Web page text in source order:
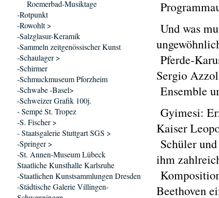
Und was
Pferde-
Sergio
Ensemble
Gyimesi:
Kaiser
Schüler
ihm
Beethoven
Roemerbad-Musiktage
-Rotpunkt
-Rowohlt >
-Salzglasur-Keramik
-Sammeln zeitgenössischer Kunst
-Schaulager >
-Schirmer
-Schmuckmuseum Pforzheim
-Schwabe -Basel>
-Schweizer Grafik 100j.
- Sempé St. Tropez
-S. Fischer >
- Staatsgalerie Stuttgart SGS >
-Springer >
-St. Annen-Museum Lübeck
Staatliche Kunsthalle Karlsruhe
-Staatlichen Kunstsammlungen Dresden
-Städtische Galerie Villingen-